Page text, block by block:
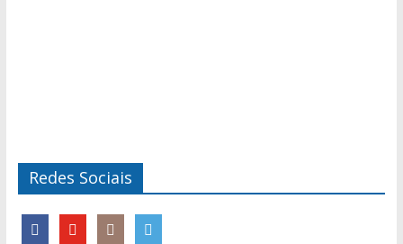
Redes Sociais